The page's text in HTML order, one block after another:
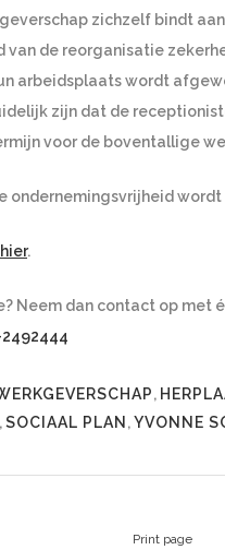
zichzelf bindt
de reorganisatie
arbeidsplaats wordt
zijn dat de
voor de boventallige
ondernemingsvrijheid
.
Neem dan contact op met
,
,SOCIAAL PLAN ,YVONNE
Print page